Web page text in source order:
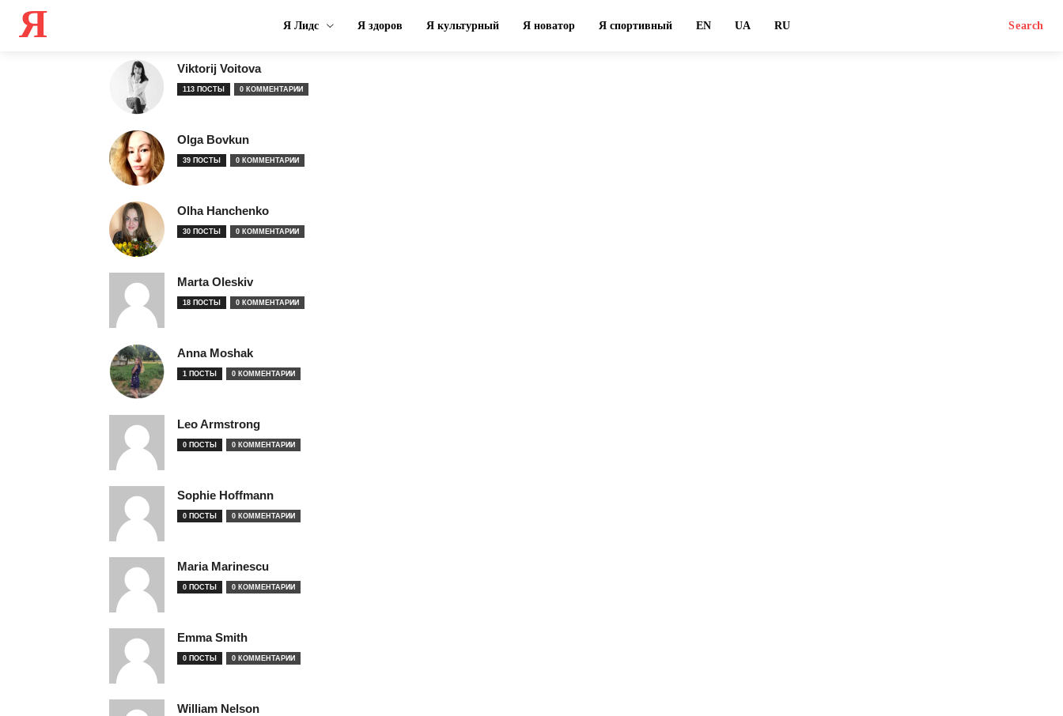
Я Я Лидс Я здоров Я культурный Я новатор Я спортивный EN UA RU Search
Viktorij Voitova
113 ПОСТЫ 0 КОММЕНТАРИИ
Olga Bovkun
39 ПОСТЫ 0 КОММЕНТАРИИ
Olha Hanchenko
30 ПОСТЫ 0 КОММЕНТАРИИ
Marta Oleskiv
18 ПОСТЫ 0 КОММЕНТАРИИ
Anna Moshak
1 ПОСТЫ 0 КОММЕНТАРИИ
Leo Armstrong
0 ПОСТЫ 0 КОММЕНТАРИИ
Sophie Hoffmann
0 ПОСТЫ 0 КОММЕНТАРИИ
Maria Marinescu
0 ПОСТЫ 0 КОММЕНТАРИИ
Emma Smith
0 ПОСТЫ 0 КОММЕНТАРИИ
William Nelson